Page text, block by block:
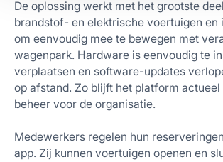
De oplossing werkt met het grootste
brandstof- en elektrische voertuigen en
om eenvoudig mee te bewegen met
wagenpark. Hardware is eenvoudig te
verplaatsen en software-updates
op afstand. Zo blijft het platform actueel
beheer voor de organisatie.
Medewerkers regelen hun
app. Zij kunnen voertuigen openen en